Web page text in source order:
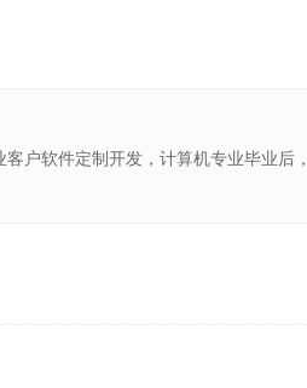
户软件定制开发，计算机专业毕业后